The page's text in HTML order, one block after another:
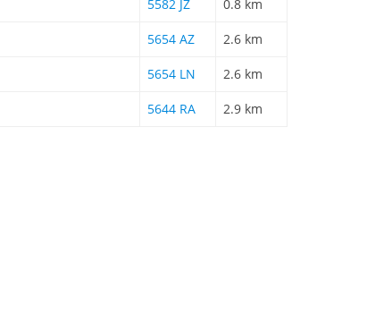
5582 JZ 0.8 km
5654 AZ 2.6 km
5654 LN 2.6 km
5644 RA 2.9 km